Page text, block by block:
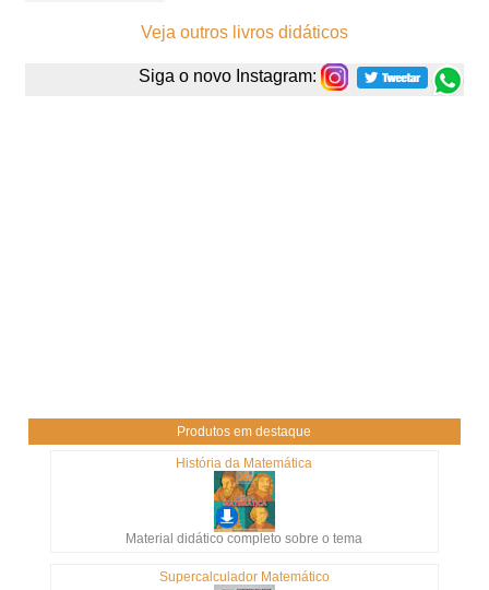
Veja outros livros didáticos
Siga o novo Instagram:
Produtos em destaque
História da Matemática
Material didático completo sobre o tema
Supercalculador Matemático